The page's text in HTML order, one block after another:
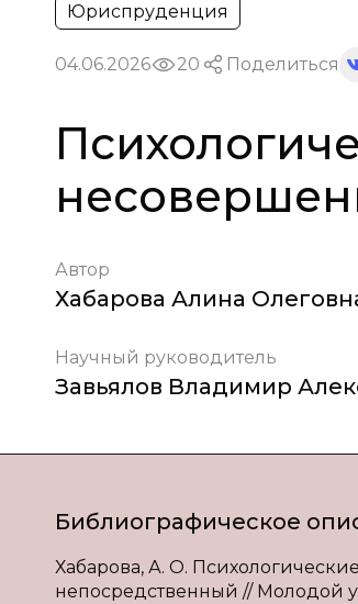
Юриспруденция
04.06.2026 20 Поделиться
Автор
Хабарова Алина
Научный руководитель
Завьялов Владимир
Библиографическое
Хабарова, А. О.
непосредственный // Молодой